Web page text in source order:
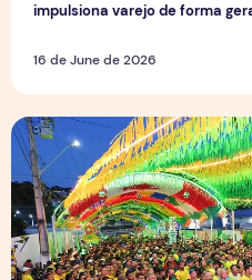
impulsiona varejo de forma
16 de June de 2026
Tradição das Ruas da Copa